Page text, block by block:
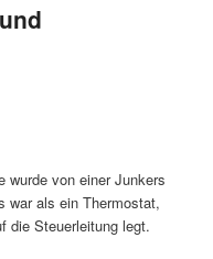
wurde von einer Junkers
war als ein Thermostat,
die Steuerleitung legt.